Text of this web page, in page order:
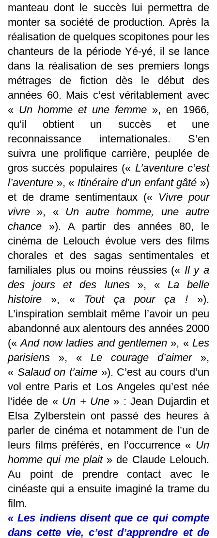
manteau dont le succès lui permettra de
monter sa société de production. Après la
réalisation de quelques scopitones pour les
chanteurs de la période Yé-yé, il se lance
dans la réalisation de ses premiers longs
métrages de fiction dès le début des
années 60. Mais c’est véritablement avec
« Un homme et une femme », en 1966,
qu’il obtient un succès et une
reconnaissance internationales. S’en
suivra une prolifique carrière, peuplée de
gros succès populaires (« L’aventure c’est
l’aventure », « Itinéraire d’un enfant gâté »)
et de drame sentimentaux (« Vivre pour
vivre », « Un autre homme, une autre
chance »). A partir des années 80, le
cinéma de Lelouch évolue vers des films
chorales et des sagas sentimentales et
familiales plus ou moins réussies (« Il y a
des jours et des lunes», « La belle
histoire », « Tout ça pour ça !»).
L’inspiration semblait même l’avoir un peu
abandonné aux alentours des années 2000
(«And now ladies and gentlemen», « Les
parisiens », « Le courage d’aimer»,
« Salaud on t’aime»). C’est au cours d’un
vol entre Paris et Los Angeles qu’est née
l’idée de « Un + Une » : Jean Dujardin et
Elsa Zylberstein ont passé des heures à
parler de cinéma et notamment de l’un de
leurs films préférés, en l’occurrence « Un
homme qui me plait» de Claude Lelouch.
Au point de prendre contact avec le
cinéaste qui a ensuite imaginé la trame du
film.
« Les indiens disent que ce qui compte
dans cette vie, c’est d’apprendre et de